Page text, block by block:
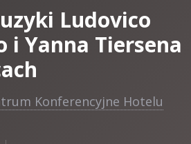
Ludovico
i Yanna Tiersena
Konferencyjne Hotelu